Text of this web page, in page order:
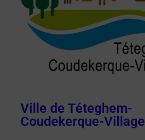
Ville de Téteghem-
Coudekerque-Village